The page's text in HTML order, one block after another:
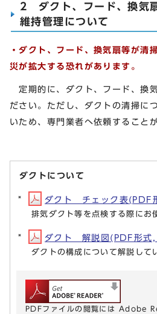
2 ダクト、フード、換気
維持管理について
・ダクト、フード、換気扇等が清
災が拡大する恐れがあります。
定期的に、ダクト、フード、換
ださい。ただし、ダクトの清掃に
いため、専門業者へ依頼すること
ダクトについて
ダクト チェック表(PDF
排気ダクト等を点検する際にお
ダクト 解説図(PDF形
ダクトの構成について解説して
PDFファイルの閲覧には Adobe